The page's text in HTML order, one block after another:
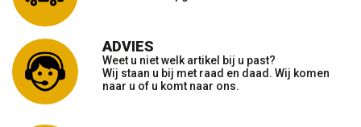
ADVIES
Weet u niet welk artikel bij u past?
Wij staan u bij met raad en daad. Wij komen
naar u of u komt naar ons.